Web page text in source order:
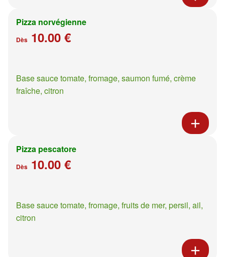
Pizza norvégienne
Dès 10.00 €
Base sauce tomate, fromage, saumon fumé, crème
fraîche, citron
Pizza pescatore
Dès 10.00 €
Base sauce tomate, fromage, fruits de mer, persil, ail,
citron